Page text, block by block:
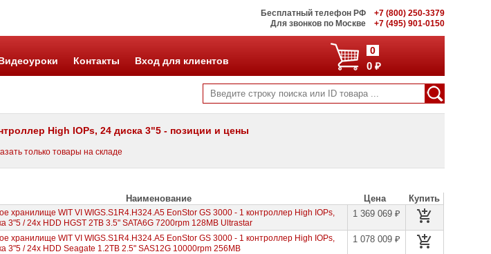
Бесплатный телефон РФ
+7 (800) 250-3379
Для звонков по Москве
+7 (495) 901-0150
0
0 ₽
Контакты Вход для клиентов
High IOPs, 24 диска 3"5 - позиции и цены
только товары на складе
Наименование Цена
Купить
хранилище WIT VI WIGS.S1R4.H324.A5 EonStor GS 3000 - 1 контроллер High IOPs,
3"5 / 24x HDD HGST 2TB 3.5" SATA6G 7200rpm 128MB Ultrastar
1 369 069 ₽
хранилище WIT VI WIGS.S1R4.H324.A5 EonStor GS 3000 - 1 контроллер High IOPs,
3"5 / 24x HDD Seagate 1.2TB 2.5" SAS12G 10000rpm 256MB
1 078 009 ₽